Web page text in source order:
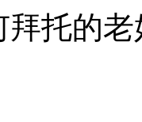
托的老